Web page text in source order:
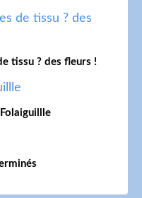
tissu ? des fleurs !